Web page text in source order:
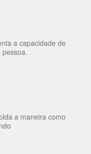
a capacidade de
a maneira como